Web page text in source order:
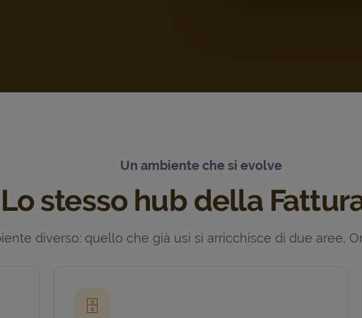
Un ambiente che si evolve
Lo stesso hub della
diverso: quello che già usi si arricchisce di due aree,
🗄️